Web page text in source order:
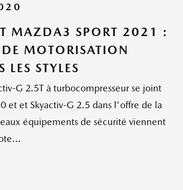
MAZDA3 SPORT 2021 :
MOTORISATION
LES STYLES
G 2.5T à turbocompresseur se joint
et et Skyactiv-G 2.5 dans l'offre de la
équipements de sécurité viennent